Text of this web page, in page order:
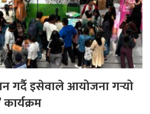
गर्दै इसेवाले आयोजना गर्‍यो
कार्यक्रम